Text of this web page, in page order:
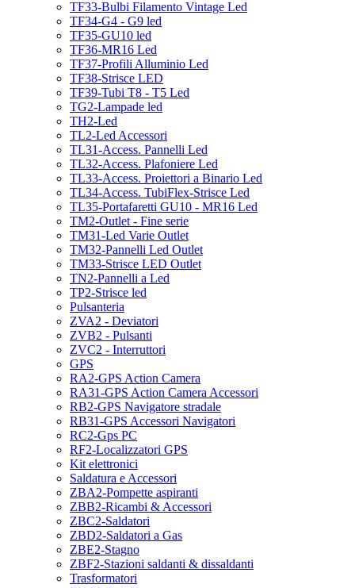
TF33-Bulbi Filamento Vintage Led
TF34-G4 - G9 led
TF35-GU10 led
TF36-MR16 Led
TF37-Profili Alluminio Led
TF38-Strisce LED
TF39-Tubi T8 - T5 Led
TG2-Lampade led
TH2-Led
TL2-Led Accessori
TL31-Access. Pannelli Led
TL32-Access. Plafoniere Led
TL33-Access. Proiettori a Binario Led
TL34-Access. TubiFlex-Strisce Led
TL35-Portafaretti GU10 - MR16 Led
TM2-Outlet - Fine serie
TM31-Led Varie Outlet
TM32-Pannelli Led Outlet
TM33-Strisce LED Outlet
TN2-Pannelli a Led
TP2-Strisce led
Pulsanteria
ZVA2 - Deviatori
ZVB2 - Pulsanti
ZVC2 - Interruttori
GPS
RA2-GPS Action Camera
RA31-GPS Action Camera Accessori
RB2-GPS Navigatore stradale
RB31-GPS Accessori Navigatori
RC2-Gps PC
RF2-Localizzatori GPS
Kit elettronici
Saldatura e Accessori
ZBA2-Pompette aspiranti
ZBB2-Ricambi & Accessori
ZBC2-Saldatori
ZBD2-Saldatori a Gas
ZBE2-Stagno
ZBF2-Stazioni saldanti & dissaldanti
Trasformatori